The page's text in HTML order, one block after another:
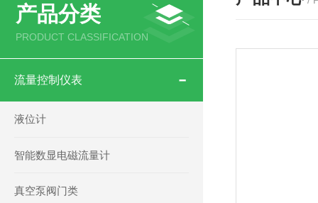
产品分类
PRODUCT CLASSIFICATION
流量控制仪表
液位计
智能数显电磁流量计
真空泵阀门类